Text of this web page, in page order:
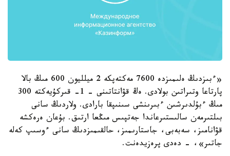
«ءبىزدىڭ ەلىمىزدە 7600 مەكتەپكە 2 ميلليون 600 مىڭ بالا
پارتاعا وتىراتىن بولادى. ەڭ قۋانتاتىنى - 1- قىركۇيەكتە 300
مىڭ ءبۇلدىرشىن ءبىرىنشى سىنىپقا بارادى. ولاردىڭ سانى
بىلتىرمەن سالىستىرعاندا جەتپىس مىڭعا ارتىق. بۇعان ەرەكشە
قۋانامىز، سەبەبى، جاستارىمىز، حالقىمىزدىڭ سانى ءوسىپ كەلە
جاتىر»، - دەدى پرەزيدەنت.